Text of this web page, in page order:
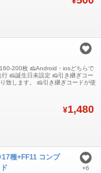
200枚 🧀Android・iosどちらで
🧀誕生日未設定 🧀引き継ぎコー
致します。 🧀引き継ぎコードが使
す。
¥1,480
種+FF11 コンプ
×6